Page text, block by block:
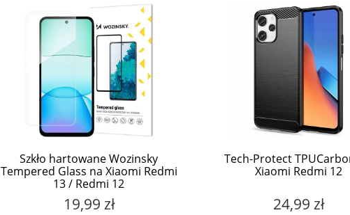
Szkło hartowane Wozinsky
Tempered Glass na Xiaomi Redmi
13 / Redmi 12
19,99 zł
Tech-Protect
Xiaomi Redmi 12
24,99 zł